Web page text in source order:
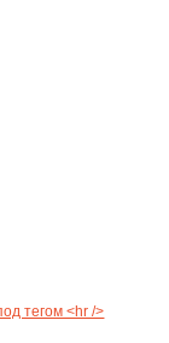
тегом <hr />